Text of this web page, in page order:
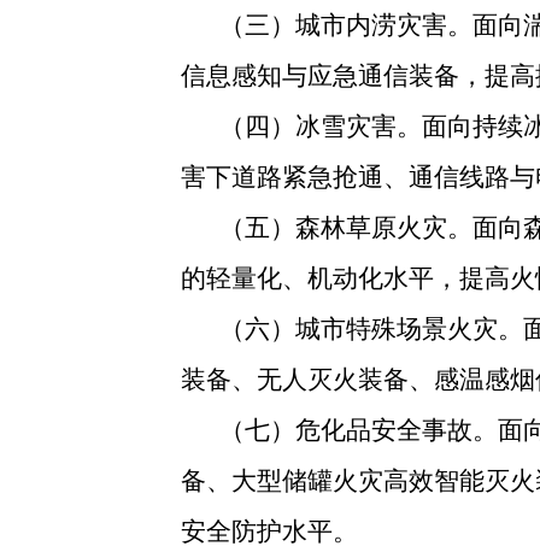
（三）城市内涝灾害。面
信息感知与应急通信装备，提
（四）冰雪灾害。面向持
害下道路紧急抢通、通信线路
（五）森林草原火灾。面
的轻量化、机动化水平，提高
（六）城市特殊场景火灾
装备、无人灭火装备、感温感
（七）危化品安全事故。
备、大型储罐火灾高效智能灭
安全防护水平。